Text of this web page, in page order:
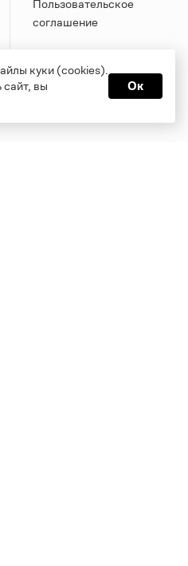
Пользовательское
соглашение
куки (cookies).
вы
Ок